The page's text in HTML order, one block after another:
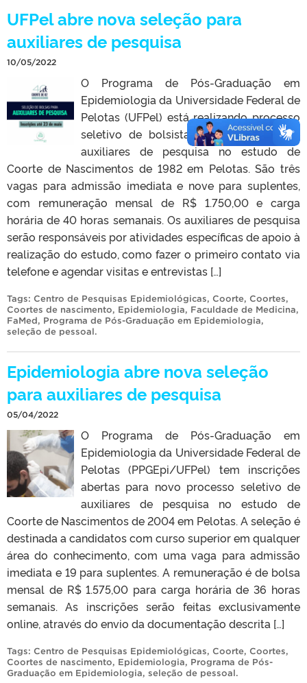
UFPel abre nova seleção para
auxiliares de pesquisa
10/05/2022
O Programa de Pós-Graduação em
Epidemiologia da Universidade Federal de
Pelotas (UFPel) está realizando processo
seletivo de bolsistas para a função de
auxiliares de pesquisa no estudo de
Coorte de Nascimentos de 1982 em Pelotas. São três
vagas para admissão imediata e nove para suplentes,
com remuneração mensal de R$ 1.750,00 e carga
horária de 40 horas semanais. Os auxiliares de pesquisa
serão responsáveis por atividades específicas de apoio à
realização do estudo, como fazer o primeiro contato via
telefone e agendar visitas e entrevistas […]
Tags: Centro de Pesquisas Epidemiológicas, Coorte, Coortes,
Coortes de nascimento, Epidemiologia, Faculdade de Medicina,
FaMed, Programa de Pós-Graduação em Epidemiologia,
seleção de pessoal.
Epidemiologia abre nova seleção
para auxiliares de pesquisa
05/04/2022
O Programa de Pós-Graduação em
Epidemiologia da Universidade Federal de
Pelotas (PPGEpi/UFPel) tem inscrições
abertas para novo processo seletivo de
auxiliares de pesquisa no estudo de
Coorte de Nascimentos de 2004 em Pelotas. A seleção é
destinada a candidatos com curso superior em qualquer
área do conhecimento, com uma vaga para admissão
imediata e 19 para suplentes. A remuneração é de bolsa
mensal de R$ 1.575,00 para carga horária de 36 horas
semanais. As inscrições serão feitas exclusivamente
online, através do envio da documentação descrita […]
Tags: Centro de Pesquisas Epidemiológicas, Coorte, Coortes,
Coortes de nascimento, Epidemiologia, Programa de Pós-
Graduação em Epidemiologia, seleção de pessoal.